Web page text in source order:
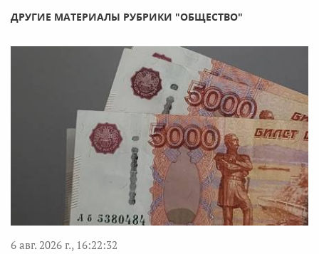
ДРУГИЕ МАТЕРИАЛЫ РУБРИКИ "ОБЩЕСТВО"
6 авг. 2026 г., 16:22:32